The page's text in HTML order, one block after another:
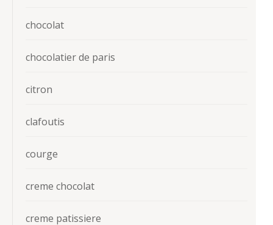
chocolat
chocolatier de paris
citron
clafoutis
courge
creme chocolat
creme patissiere